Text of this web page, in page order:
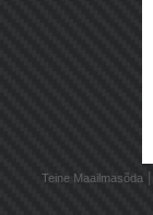
Teine Maailmasõda